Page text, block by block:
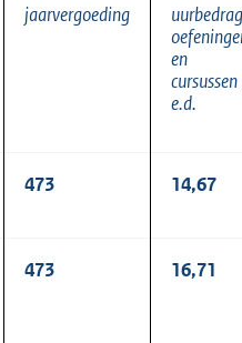
jaarvergoeding
uurbedrag
en
cursussen
e.d.
473 14,67
473 16,71